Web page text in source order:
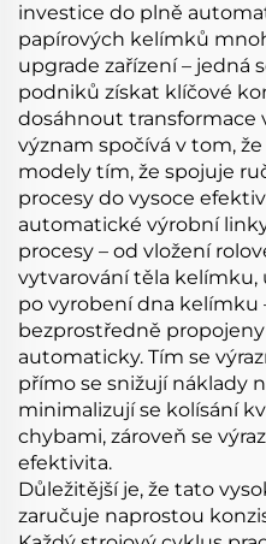
investice do plně
papírových kelímků
upgrade zařízení – jedná
podniků získat klíčové
dosáhnout transformace
význam spočívá v tom,
modely tím, že spojuje
procesy do vysoce
automatické výrobní
procesy – od vložení
vytvarování těla kelímku,
po vyrobení dna kelímku
bezprostředně
automaticky. Tím se
přímo se snižují náklady
minimalizují se kolísání
chybami, zároveň se
efektivita.
Důležitější je, že tato
zaručuje naprostou